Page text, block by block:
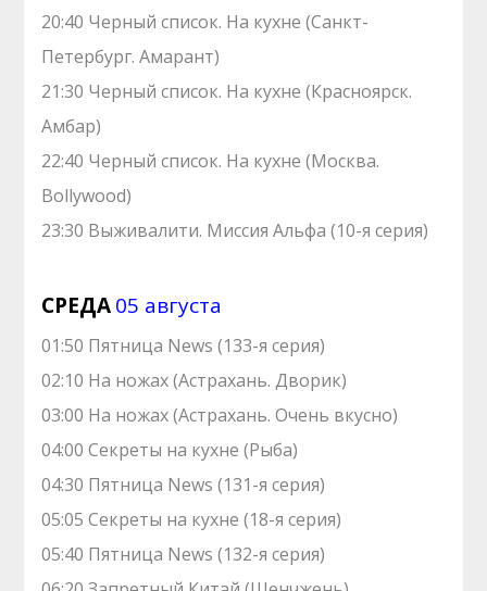
20:40 Черный список. На кухне (Санкт-
Петербург. Амарант)
21:30 Черный список. На кухне (Красноярск.
Амбар)
22:40 Черный список. На кухне (Москва.
Bollywood)
23:30 Выживалити. Миссия Альфа (10-я серия)
СРЕДА05 августа
01:50 Пятница News (133-я серия)
02:10 На ножах (Астрахань. Дворик)
03:00 На ножах (Астрахань. Очень вкусно)
04:00 Секреты на кухне (Рыба)
04:30 Пятница News (131-я серия)
05:05 Секреты на кухне (18-я серия)
05:40 Пятница News (132-я серия)